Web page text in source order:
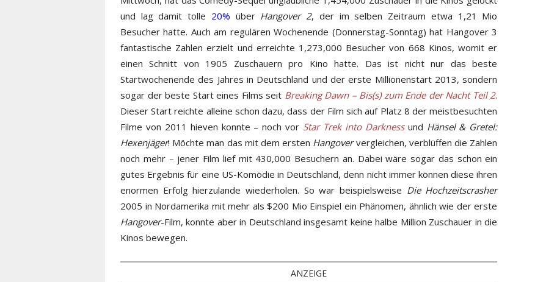
und lag damit tolle 20% über Hangover 2, der im selben Zeitraum etwa 1,21 Mio
Besucher hatte. Auch am regulären Wochenende (Donnerstag-Sonntag) hat Hangover 3
fantastische Zahlen erzielt und erreichte 1,273,000 Besucher von 668 Kinos, womit er
einen Schnitt von 1905 Zuschauern pro Kino hatte. Das ist nicht nur das beste
Startwochenende des Jahres in Deutschland und der erste Millionenstart 2013, sondern
sogar der beste Start eines Films seit Breaking Dawn – Bis(s) zum Ende der Nacht Teil 2.
Dieser Start reichte alleine schon dazu, dass der Film sich auf Platz 8 der meistbesuchten
Filme von 2011 hieven konnte – noch vor Star Trek into Darknessund Hänsel & Gretel:
Hexenjäger! Möchte man das mit dem ersten Hangoververgleichen, verblüffen die Zahlen
noch mehr – jener Film lief mit 430,000 Besuchern an. Dabei wäre sogar das schon ein
gutes Ergebnis für eine US-Komödie in Deutschland, denn nicht immer können diese ihren
enormen Erfolg hierzulande wiederholen. So war beispielsweise Die Hochzeitscrasher
2005 in Nordamerika mit mehr als $200 Mio Einspiel ein Phänomen, ähnlich wie der erste
Hangover-Film, konnte aber in Deutschland insgesamt keine halbe Million Zuschauer in die
Kinos bewegen.
ANZEIGE